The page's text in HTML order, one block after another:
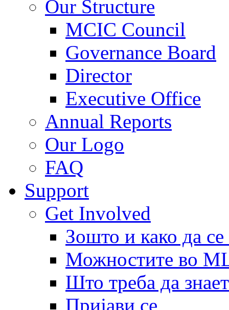
Our Structure
MCIC Council
Governance Board
Director
Executive Office
Annual Reports
Our Logo
FAQ
Support
Get Involved
Зошто и како да
Можностите во
Што треба да
Пријави се